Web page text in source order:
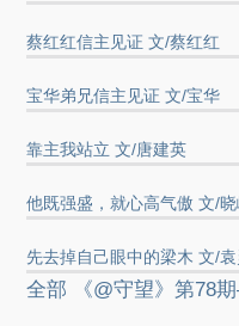
蔡红红信主见证 文/蔡红红
宝华弟兄信主见证 文/宝华
靠主我站立 文/唐建英
他既强盛，就心高气傲 文/
先去掉自己眼中的梁木 文/袁
全部 《@守望》第78